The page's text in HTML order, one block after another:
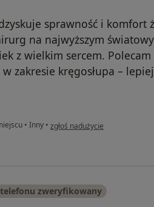
sprawność i komfort
na najwyższym
z wielkim sercem.
zakresie kręgosłupa –
• Inny • w opinii użytkownika Bartłomiej
zgłoś nadużycie
zweryfikowany